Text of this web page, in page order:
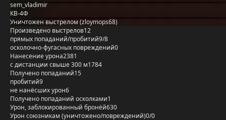
sem_vladimir
КВ-4Ф
Уничтожен выстрелом (zloymops68)
Произведено выстрелов12
прямых попаданий/пробитий9/8
осколочно-фугасных повреждений0
Нанесение урона2381
с дистанции свыше 300 м1784
Получено попаданий15
пробитий9
не нанёсших урон6
Получено попаданий осколками1
Урон, заблокированный бронёй630
Урон союзникам (уничтожено/повреждений)0/0